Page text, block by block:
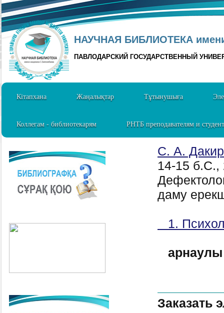
НАУЧНАЯ БИБЛИОТЕКА
ПАВЛОДАРСКИЙ ГОСУДАРСТВЕННЫЙ
Кітапхана Жаңалықтар Тұтынушыға
Коллегам - библиотекарям РНТБ преподавателям и
С. А.
14-15
даму
1.
арнаулы
Заказать